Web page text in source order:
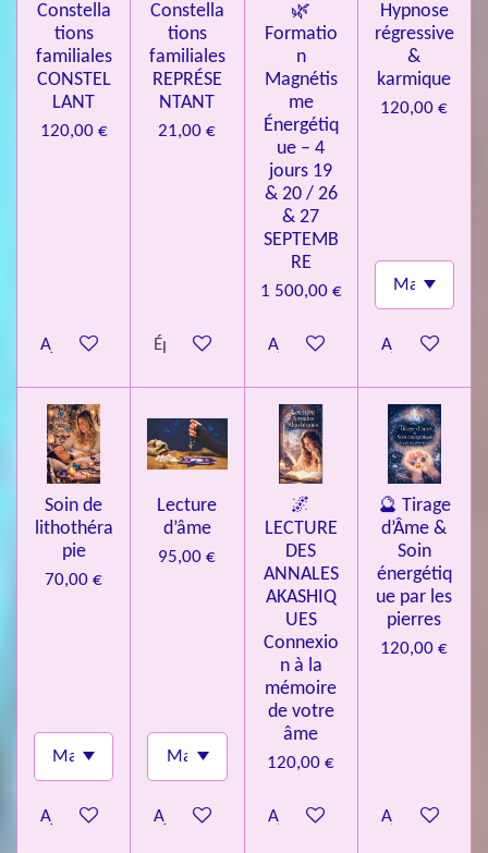
Constella
tions
familiales
CONSTEL
LANT
120,00 €
Ajouter au panier
Constella
tions
familiales
REPRÉSE
NTANT
21,00 €
Épuisé
🌿
Formatio
n
Magnétis
me
Énergétiq
ue – 4
jours 19
& 20 / 26
& 27
SEPTEMB
RE
1 500,00 €
Ajouter au panier
Hypnose
régressive
&
karmique
120,00 €
Ajouter au
Soin de
lithothéra
pie
70,00 €
Ajouter au panier
Lecture
d’âme
95,00 €
Ajouter au panier
🌌
LECTURE
DES
ANNALES
AKASHIQ
UES
Connexio
n à la
mémoire
de votre
âme
120,00 €
Ajouter au panier
🔮 Tirage
d’Âme &
Soin
énergétiq
ue par les
pierres
120,00 €
Ajouter au